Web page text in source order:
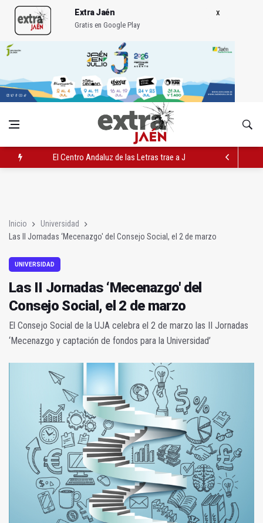
Extra Jaén
Gratis en Google Play
El Centro Andaluz de las Letras trae a Jaén al filósofo Omar
Inicio
Universidad
Las II Jornadas ‘Mecenazgo' del Consejo Social, el 2 de marzo
UNIVERSIDAD
Las II Jornadas ‘Mecenazgo' del
Consejo Social, el 2 de marzo
El Consejo Social de la UJA celebra el 2 de marzo las II Jornadas
‘Mecenazgo y captación de fondos para la Universidad’